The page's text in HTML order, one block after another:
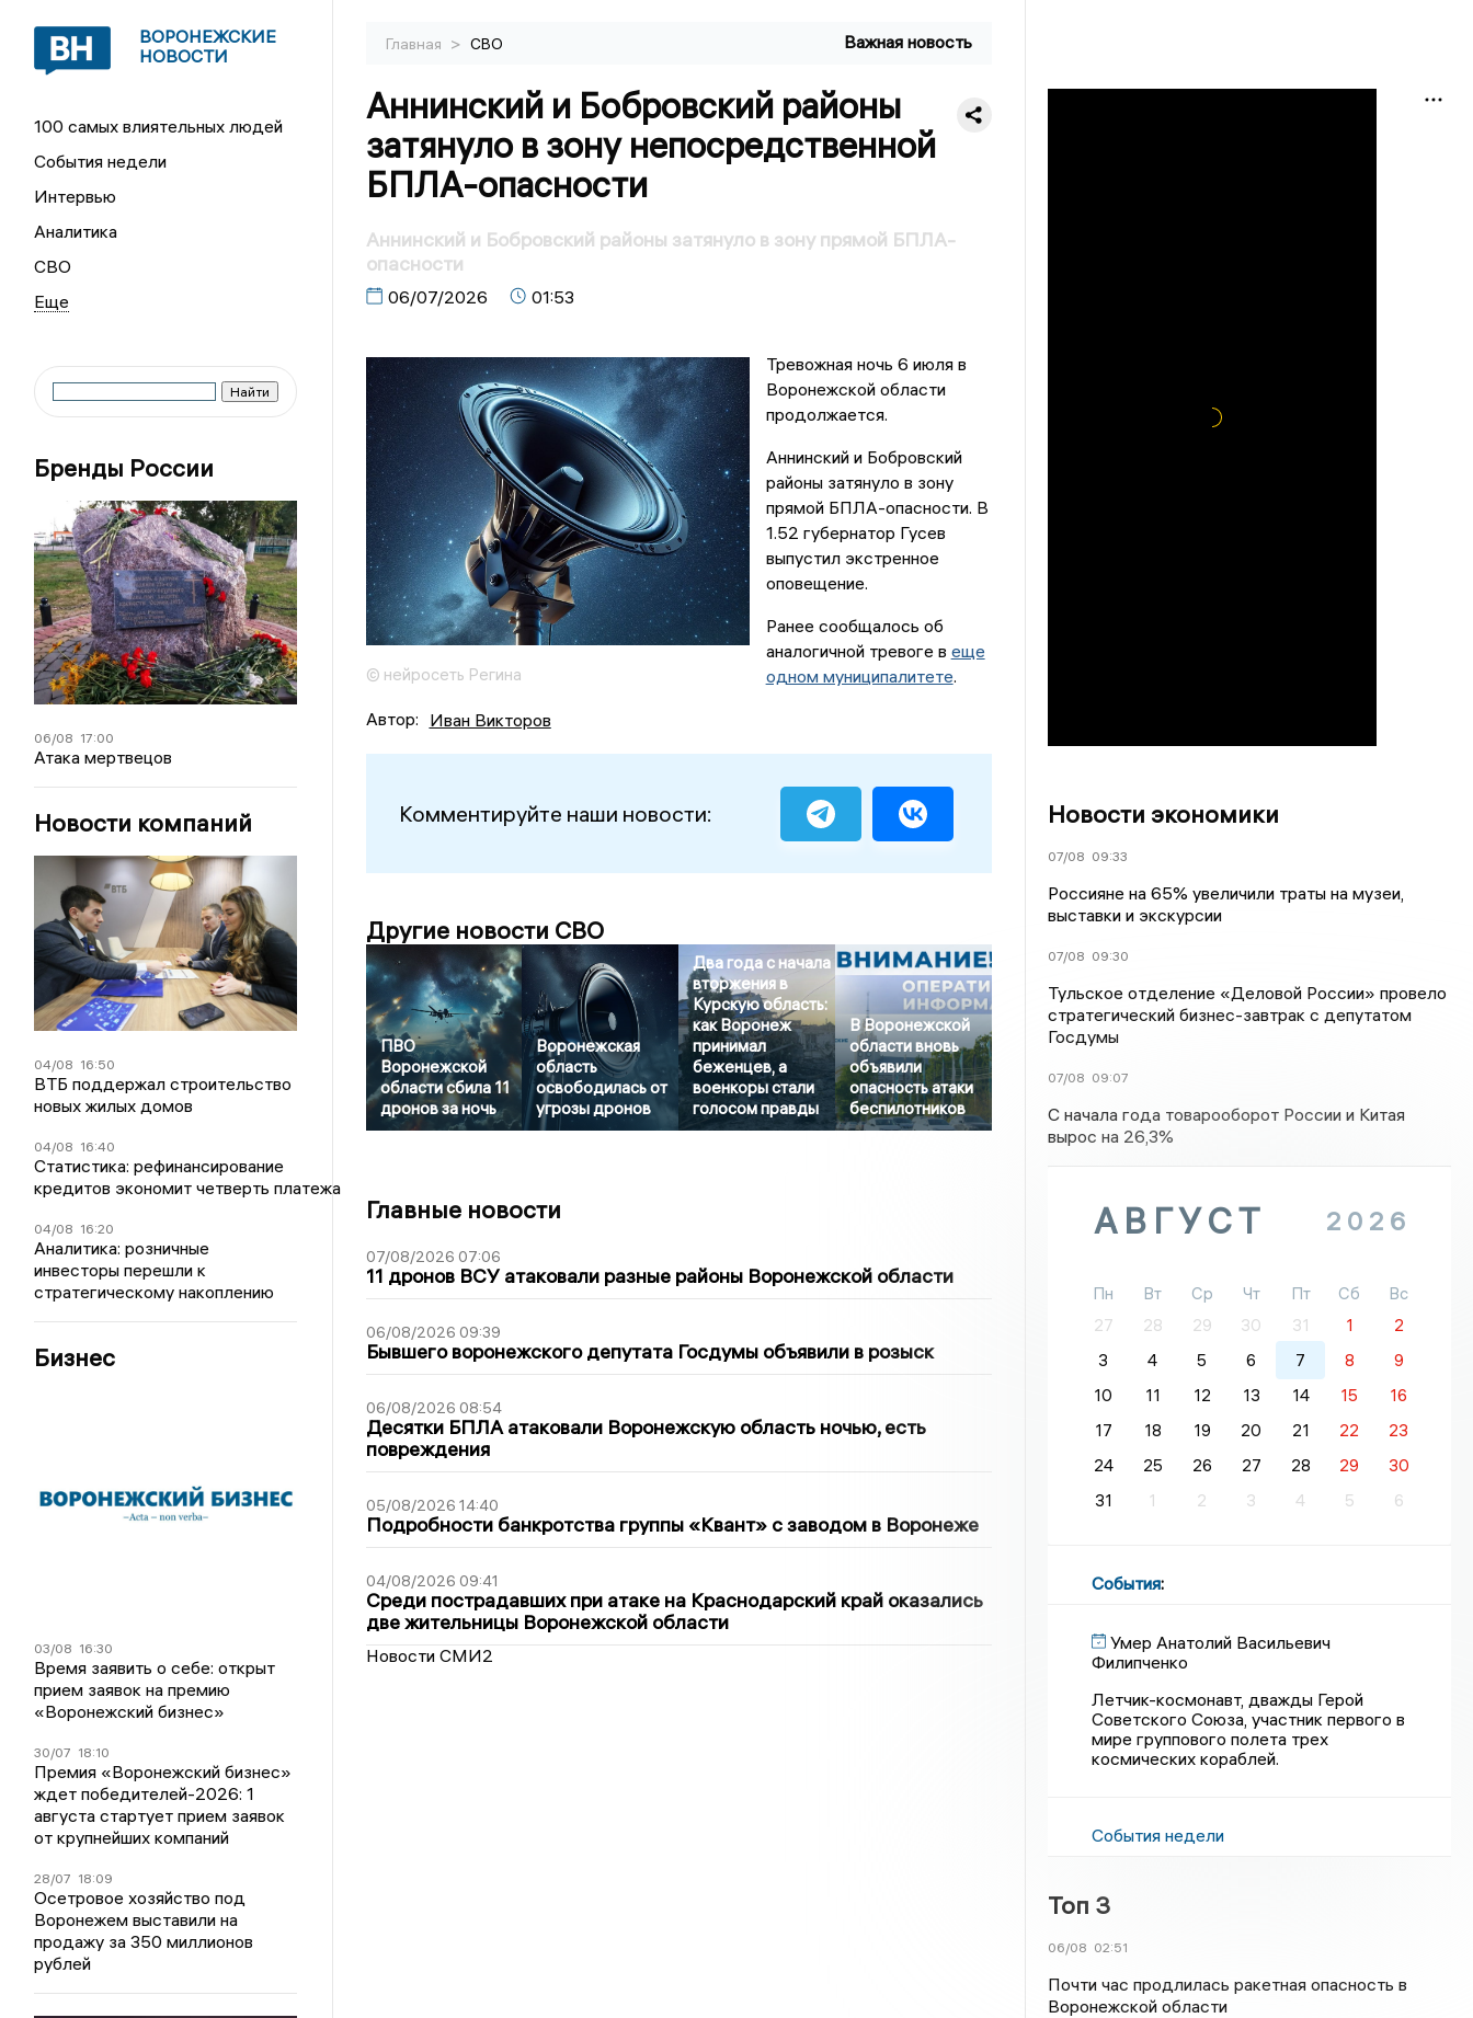
ВОРОНЕЖСКИЕ
НОВОСТИ
100 самых влиятельных людей
События недели
Интервью
Аналитика
СВО
Бренды России
06/08 17:00
Атака мертвецов
Новости компаний
04/08 16:50
ВТБ поддержал строительство
новых жилых домов
04/08 16:40
Статистика: рефинансирование
кредитов экономит четверть платежа
04/08 16:20
Аналитика: розничные
инвесторы перешли к
стратегическому накоплению
Бизнес
03/08 16:30
Время заявить о себе: открыт
прием заявок на премию
«Воронежский бизнес»
30/07 18:10
Премия «Воронежский бизнес»
ждет победителей-2026: 1
августа стартует прием заявок
от крупнейших компаний
28/07 18:09
Осетровое хозяйство под
Воронежем выставили на
продажу за 350 миллионов
рублей
Главная > СВО Важная новость
Аннинский и Бобровский районы
затянуло в зону непосредственной
БПЛА-опасности
Аннинский и Бобровский районы затянуло в зону прямой БПЛА-
опасности
06/07/2026 01:53
© нейросеть Регина
Тревожная ночь 6 июля в
Воронежской области
продолжается.
Аннинский и Бобровский
районы затянуло в зону
прямой БПЛА-опасности. В
1.52 губернатор Гусев
выпустил экстренное
оповещение.
Ранее сообщалось об
аналогичной тревоге в еще
одном муниципалитете.
Автор: Иван Викторов
Комментируйте наши новости:
Другие новости СВО
ПВО
Воронежской
области сбила 11
дронов за ночь
Воронежская
область
освободилась от
угрозы дронов
Два года с начала
вторжения в
Курскую область:
как Воронеж
принимал
беженцев, а
военкоры стали
голосом правды
В Воронежской
области вновь
объявили
опасность атаки
беспилотников
Главные новости
07/08/2026 07:06
11 дронов ВСУ атаковали разные районы Воронежской области
06/08/2026 09:39
Бывшего воронежского депутата Госдумы объявили в розыск
06/08/2026 08:54
Десятки БПЛА атаковали Воронежскую область ночью, есть
повреждения
05/08/2026 14:40
Подробности банкротства группы «Квант» с заводом в Воронеже
04/08/2026 09:41
Среди пострадавших при атаке на Краснодарский край оказались
две жительницы Воронежской области
Новости СМИ2
Новости экономики
07/08 09:33
Россияне на 65% увеличили траты на музеи,
выставки и экскурсии
07/08 09:30
Тульское отделение «Деловой России» провело
стратегический бизнес-завтрак с депутатом
Госдумы
07/08 09:07
С начала года товарооборот России и Китая
вырос на 26,3%
АВГУСТ 2026
Пн Вт Ср Чт Пт Сб
Вс
27
28 29 30 31 1
2
3
4 5 6 7 8
9
10
11 12 13 14 15
16
17
18 19 20 21 22
23
24
25 26 27 28 29
30
31
1 2 3 4 5 6
События:
Умер Анатолий Васильевич
Филипченко
Летчик-космонавт, дважды Герой
Советского Союза, участник первого в
мире группового полета трех
космических кораблей.
События недели
Топ 3
06/08 02:51
Почти час продлилась ракетная опасность в
Воронежской области